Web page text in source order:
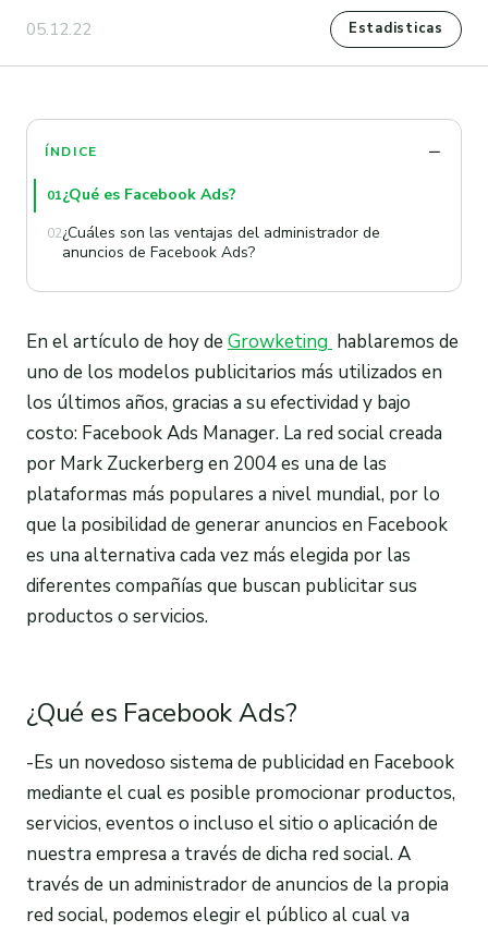
05.12.22 Estadisticas
ÍNDICE
01¿Qué es Facebook Ads?
02¿Cuáles son las ventajas del administrador de
anuncios de Facebook Ads?
En el artículo de hoy de Growketing hablaremos de
uno de los modelos publicitarios más utilizados en
los últimos años, gracias a su efectividad y bajo
costo: Facebook Ads Manager. La red social creada
por Mark Zuckerberg en 2004 es una de las
plataformas más populares a nivel mundial, por lo
que la posibilidad de generar anuncios en Facebook
es una alternativa cada vez más elegida por las
diferentes compañías que buscan publicitar sus
productos o servicios.
¿Qué es Facebook Ads?
-Es un novedoso sistema de publicidad en Facebook
mediante el cual es posible promocionar productos,
servicios, eventos o incluso el sitio o aplicación de
nuestra empresa a través de dicha red social. A
través de un administrador de anuncios de la propia
red social, podemos elegir el público al cual va